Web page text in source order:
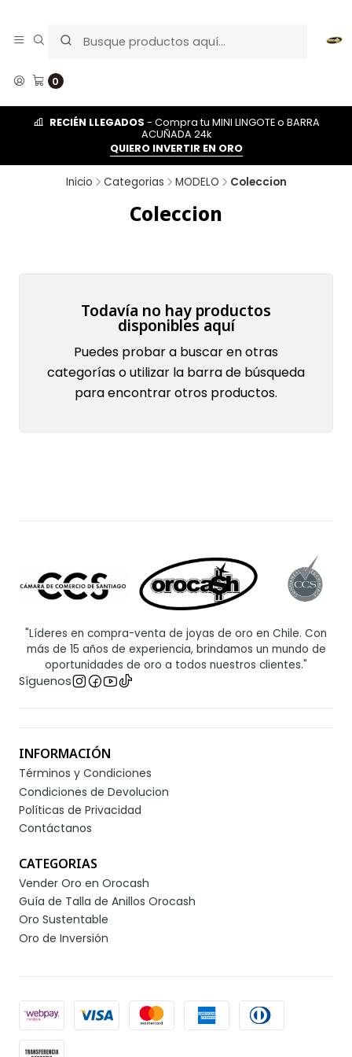
0
RECIÉN LLEGADOS - Compra tu MINI LINGOTE o BARRA
ACUÑADA 24k
QUIERO INVERTIR EN ORO
Inicio Categorias MODELO Coleccion
Coleccion
Todavía no hay productos
disponibles aquí
Puedes probar a buscar en otras
categorías o utilizar la barra de búsqueda
para encontrar otros productos.
"Líderes en compra-venta de joyas de oro en Chile. Con
más de 15 años de experiencia, brindamos un mundo de
oportunidades de oro a todos nuestros clientes."
Síguenos
INFORMACIÓN
Términos y Condiciones
Condiciones de Devolucion
Políticas de Privacidad
Contáctanos
CATEGORIAS
Vender Oro en Orocash
Guía de Talla de Anillos Orocash
Oro Sustentable
Oro de Inversión